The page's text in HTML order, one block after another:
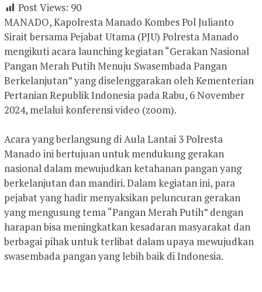
Post Views: 90
MANADO, Kapolresta Manado Kombes Pol Julianto
Sirait bersama Pejabat Utama (PJU) Polresta Manado
mengikuti acara launching kegiatan “Gerakan Nasional
Pangan Merah Putih Menuju Swasembada Pangan
Berkelanjutan” yang diselenggarakan oleh Kementerian
Pertanian Republik Indonesia pada Rabu, 6 November
2024, melalui konferensi video (zoom).
Acara yang berlangsung di Aula Lantai 3 Polresta
Manado ini bertujuan untuk mendukung gerakan
nasional dalam mewujudkan ketahanan pangan yang
berkelanjutan dan mandiri. Dalam kegiatan ini, para
pejabat yang hadir menyaksikan peluncuran gerakan
yang mengusung tema “Pangan Merah Putih” dengan
harapan bisa meningkatkan kesadaran masyarakat dan
berbagai pihak untuk terlibat dalam upaya mewujudkan
swasembada pangan yang lebih baik di Indonesia.